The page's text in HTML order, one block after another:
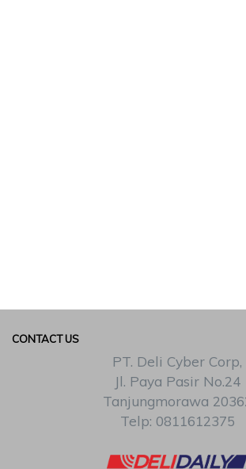
CONTACT US
PT. Deli Cyber Corp,
Jl. Paya Pasir No.24
Tanjungmorawa
Telp: 0811612375